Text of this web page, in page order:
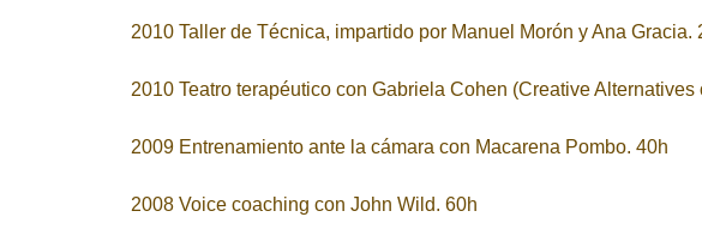
2010 Taller de Técnica, impartido por Manuel Morón y Ana Gracia.
2010 Teatro terapéutico con Gabriela Cohen (Creative Alternatives
2009 Entrenamiento ante la cámara con Macarena Pombo. 40h
2008 Voice coaching con John Wild. 60h